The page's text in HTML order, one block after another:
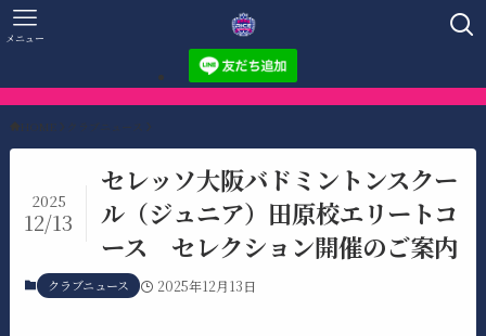
メニュー
HOME クラブニュース
セレッソ大阪バドミントンスクー
ル（ジュニア）田原校エリートコ
ース セレクション開催のご案内
2025
12/13
クラブニュース 2025年12月13日